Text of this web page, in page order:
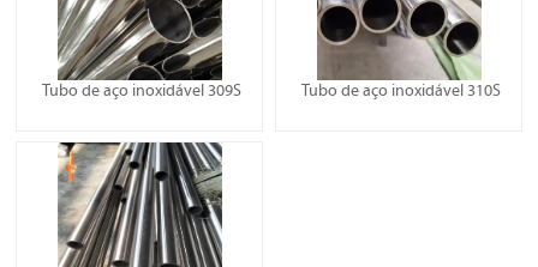
Tubo de aço inoxidável 309S Tubo de aço inoxidável 310S